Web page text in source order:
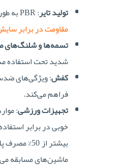
تولید تایر: PBR به طور گسترده در تولید تایرها، به‌ویژه برای وسایل نقلیه سنگین که در شرایط سخت کار می‌کنند، استفاده می‌شود.
مقاومت در برابر
تسمه‌ها و شلنگ‌های
شدید تحت استفاده
کفش: ویژگی‌های
فراهم می‌کند.
تجهیزات ورزشی:
خوبی در برابر
بیشتر از 50% مصرف پلی بوتادی‌ان به علت
ماشین‌های مسابقه